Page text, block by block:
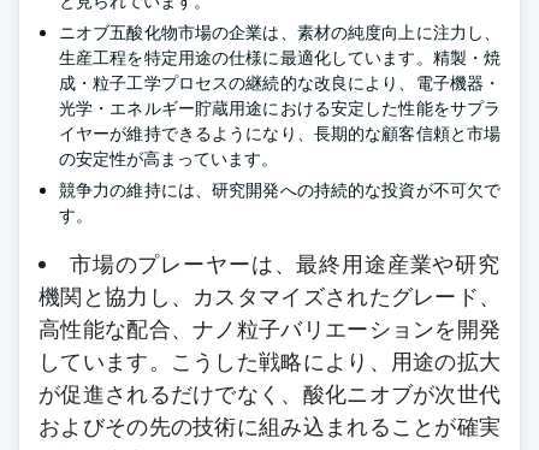
ニオブ五酸化物市場の企業は、素材の純度向上に注力し、
生産工程を特定用途の仕様に最適化しています。精製・焼
成・粒子工学プロセスの継続的な改良により、電子機器・
光学・エネルギー貯蔵用途における安定した性能をサプラ
イヤーが維持できるようになり、長期的な顧客信頼と市場
の安定性が高まっています。
競争力の維持には、研究開発への持続的な投資が不可欠で
す。
市場のプレーヤーは、最終用途産業や研究
機関と協力し、カスタマイズされたグレード、
高性能な配合、ナノ粒子バリエーションを開発
しています。こうした戦略により、用途の拡大
が促進されるだけでなく、酸化ニオブが次世代
およびその先の技術に組み込まれることが確実